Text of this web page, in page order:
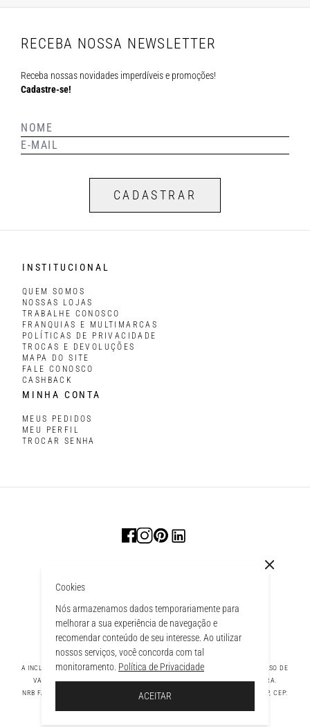
Cookies
Nós armazenamos dados temporariamente para
melhorar a sua experiência de navegação e
recomendar conteúdo de seu interesse. Ao utilizar
nossos serviços, você concorda com tal
monitoramento. Política de Privacidade
ACEITAR
SACOLA
RECEBA NOSSA NEWSLETTER
Receba nossas novidades imperdíveis e promoções!
Cadastre-se!
CADASTRAR
INSTITUCIONAL
QUEM SOMOS
NOSSAS LOJAS
TRABALHE CONOSCO
FRANQUIAS E MULTIMARCAS
POLÍTICAS DE PRIVACIDADE
TROCAS E DEVOLUÇÕES
MAPA DO SITE
FALE CONOSCO
CASHBACK
MINHA CONTA
MEUS PEDIDOS
MEU PERFIL
TROCAR SENHA
A INCLUSÃO DE UM PRODUTO NA SACOLA NÃO GARANTE SEU PREÇO. EM CASO DE
VARIAÇÃO, PREVALECERÁ O PREÇO VIGENTE NA FINALIZAÇÃO DA COMPRA.
NRB FASHION COMPANY LTDA - AV. TAMBORE, 1043 - TAMBORÉ BARUERI - SP, CEP: